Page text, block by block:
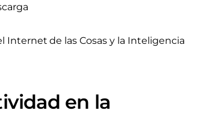
Internet de las Cosas y la Inteligencia
en la